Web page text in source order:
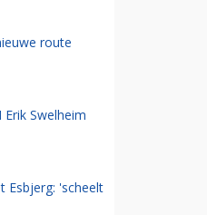
route
Swelheim
Esbjerg: 'scheelt